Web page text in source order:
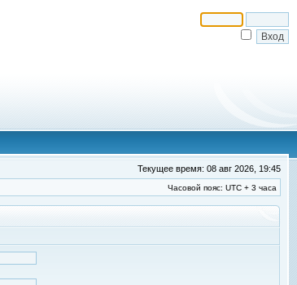
Текущее время: 08 авг 2026, 19:45
Часовой пояс: UTC + 3 часа